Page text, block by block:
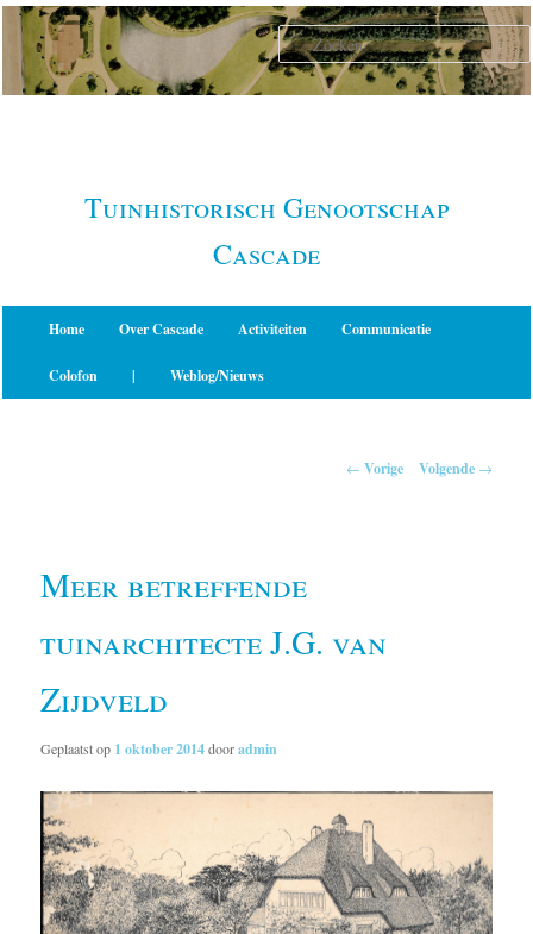
Spring
naar
primaire
Tuinhistorisch Genootschap
Cascade
Home Over Cascade Activiteiten Communicatie
Colofon | Weblog/Nieuws
← Vorige Volgende →
Meer betreffende
tuinarchitecte J.G. van
Zijdveld
Geplaatst op 1 oktober 2014dooradmin